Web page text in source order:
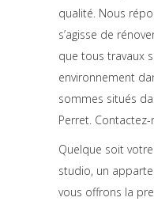
qualité. Nous
s’agisse de
que tous travaux
environnement
sommes situés
Perret.
Quelque soit
studio, un
vous offrons la